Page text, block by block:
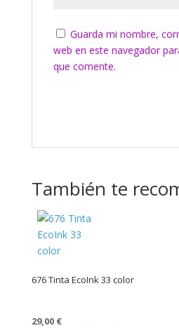
Guarda mi nombre,
web en este navegador
que comente.
También te
676 Tinta EcoInk 33 color
29,00 €